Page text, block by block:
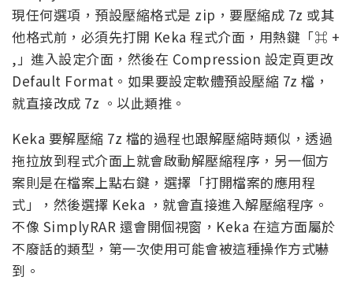
現任何選項，預設壓縮格式是 zip，要壓縮成 7z 或其
他格式前，必須先打開 Keka 程式介面，用熱鍵「⌘ +
,」進入設定介面，然後在 Compression 設定頁更改
Default Format。如果要設定軟體預設壓縮 7z 檔，
就直接改成 7z 。以此類推。
Keka 要解壓縮 7z 檔的過程也跟解壓縮時類似，透過
拖拉放到程式介面上就會啟動解壓縮程序，另一個方
案則是在檔案上點右鍵，選擇「打開檔案的應用程
式」，然後選擇 Keka ，就會直接進入解壓縮程序。
不像 SimplyRAR 還會開個視窗，Keka 在這方面屬於
不廢話的類型，第一次使用可能會被這種操作方式嚇
到。